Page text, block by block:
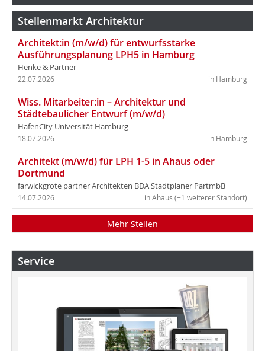
Stellenmarkt Architektur
Architekt:in (m/w/d) für entwurfsstarke
Ausführungsplanung LPH5 in Hamburg
Henke & Partner
in Hamburg
22.07.2026
Wiss. Mitarbeiter:in – Architektur und
Städtebaulicher Entwurf (m/w/d)
HafenCity Universität Hamburg
in Hamburg
18.07.2026
Architekt (m/w/d) für LPH 1-5 in Ahaus oder
Dortmund
farwickgrote partner Architekten BDA Stadtplaner PartmbB
in Ahaus (+1 weiterer Standort)
14.07.2026
Mehr Stellen
Service